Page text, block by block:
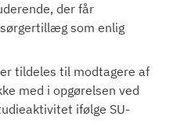
der får
som enlig
tildeles til modtagere af
med i opgørelsen ved
ifølge SU-